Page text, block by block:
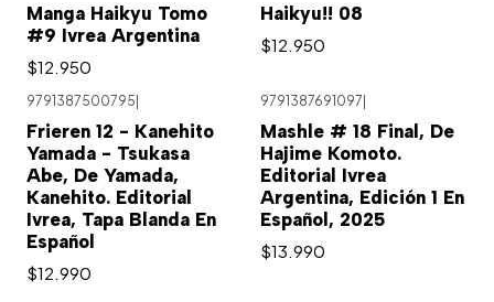
Manga Haikyu Tomo
#9 Ivrea Argentina
$12.950
Haikyu!! 08
$12.950
9791387500795
Frieren 12 - Kanehito
Yamada - Tsukasa
Abe, De Yamada,
Kanehito. Editorial
Ivrea, Tapa Blanda En
Español
$12.990
9791387691097
Mashle # 18 Final, De
Hajime Komoto.
Editorial Ivrea
Argentina, Edición 1 En
Español, 2025
$13.990